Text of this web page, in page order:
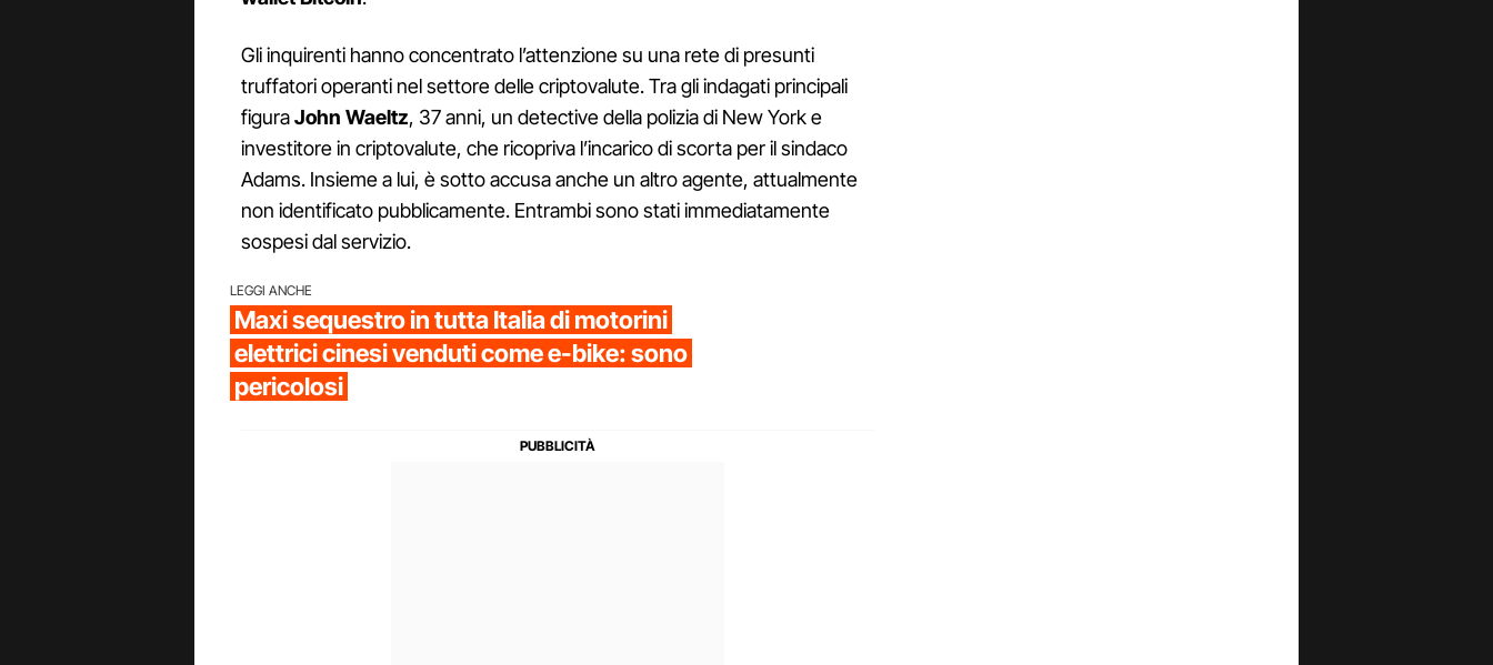
Gli inquirenti hanno concentrato l’attenzione su una rete di presunti
truffatori operanti nel settore delle criptovalute. Tra gli indagati principali
figuraJohn Waeltz, 37 anni, un detective della polizia di New York e
investitore in criptovalute, che ricopriva l’incarico di scorta per il sindaco
Adams. Insieme a lui, è sotto accusa anche un altro agente, attualmente
non identificato pubblicamente. Entrambi sono stati immediatamente
sospesi dal servizio.
LEGGI ANCHE
Maxi sequestro in tutta Italia di motorini
elettrici cinesi venduti come e-bike: sono
pericolosi